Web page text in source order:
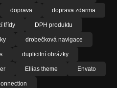
doprava doprava zdarma
třídy DPH produktu
drobečková navigace
duplicitní obrázky
Ellias theme Envato